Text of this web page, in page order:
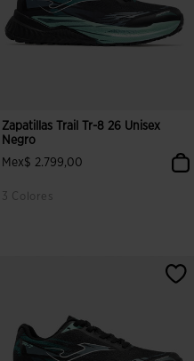
Zapatillas Trail Tr-8 26 Unisex
Negro
Mex$ 2.799,00
3 Colores
5 sobre 5 de valoración de clientes